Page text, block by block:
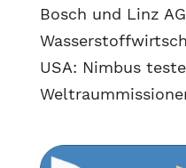
Bosch und Linz
USA: Nimbus